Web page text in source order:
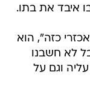
איבד את בתו.
כזה", הוא
לא חשבנו
וגם על